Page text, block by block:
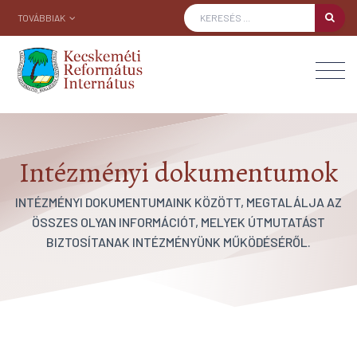
TOVÁBBIAK
Intézményi dokumentumok
INTÉZMÉNYI DOKUMENTUMAINK KÖZÖTT, MEGTALÁLJA AZ
ÖSSZES OLYAN INFORMÁCIÓT, MELYEK ÚTMUTATÁST
BIZTOSÍTANAK INTÉZMÉNYÜNK MŰKÖDÉSÉRŐL.